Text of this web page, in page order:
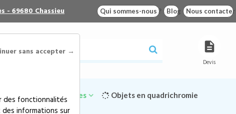
sans accepter →
des fonctionnalités
des informations sur
- 69680 Chassieu Qui sommes-nous ? Blog Nous contacter
Devis
Goodies écologiques Objets en quadrichromie